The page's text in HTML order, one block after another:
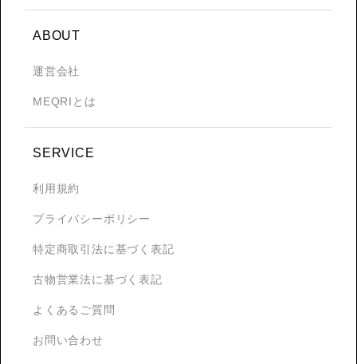
ABOUT
運営会社
MEQRIとは
SERVICE
利用規約
プライバシーポリシー
特定商取引法に基づく表記
古物営業法に基づく表記
よくあるご質問
お問い合わせ